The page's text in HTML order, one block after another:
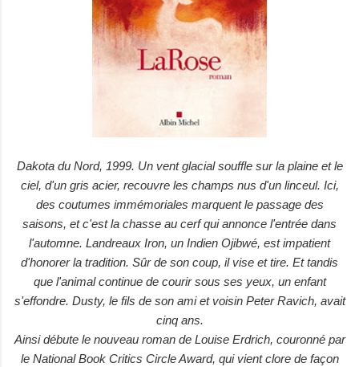
Dakota du Nord, 1999. Un vent glacial souffle sur la plaine et le
ciel, d'un gris acier, recouvre les champs nus d'un linceul. Ici,
des coutumes immémoriales marquent le passage des
saisons, et c'est la chasse au cerf qui annonce l'entrée dans
l'automne. Landreaux Iron, un Indien Ojibwé, est impatient
d'honorer la tradition. Sûr de son coup, il vise et tire. Et tandis
que l'animal continue de courir sous ses yeux, un enfant
s'effondre. Dusty, le fils de son ami et voisin Peter Ravich, avait
cinq ans.
Ainsi débute le nouveau roman de Louise Erdrich, couronné par
le National Book Critics Circle Award, qui vient clore de façon